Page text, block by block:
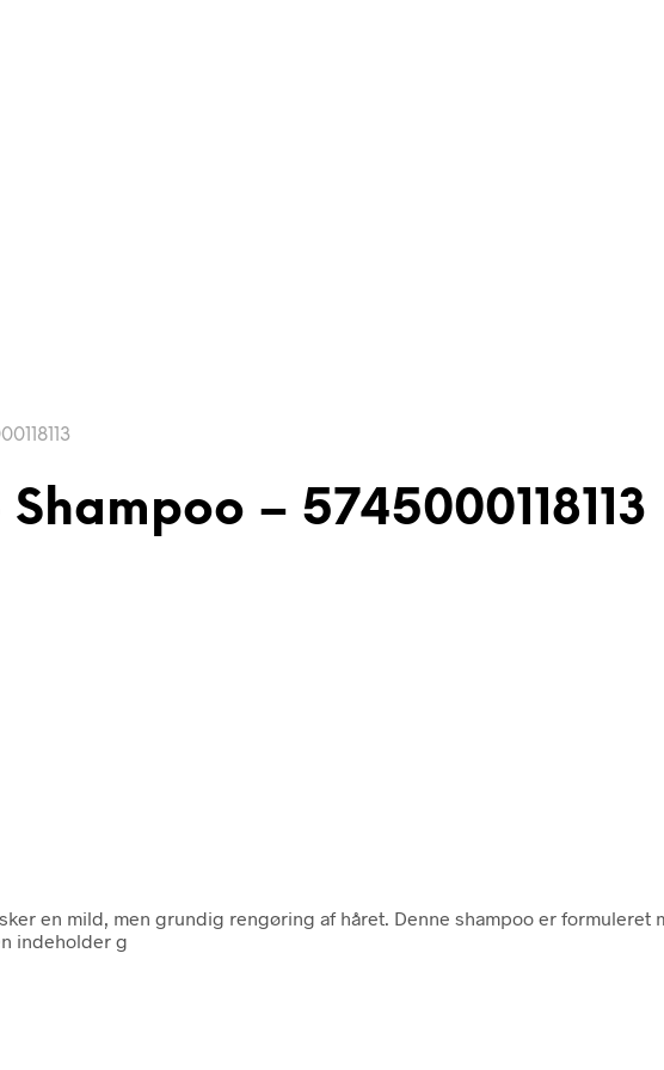
– 5745000118113
en mild, men grundig rengøring af håret. Denne shampoo er
indeholder g